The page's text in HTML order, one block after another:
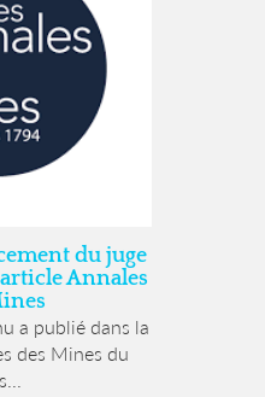
du juge
Annales
a publié dans la
des Mines du